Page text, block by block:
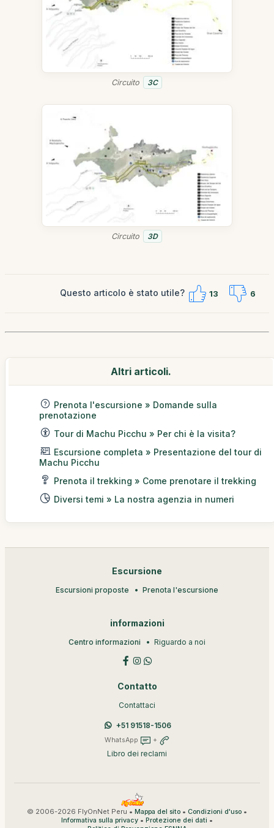
Circuito 3C
Circuito 3D
Questo articolo è stato utile? 13 6
Altri articoli.
Prenota l'escursione » Domande sulla
prenotazione
Tour di Machu Picchu » Per chi è la visita?
Escursione completa » Presentazione del tour di
Machu Picchu
Prenota il trekking » Come prenotare il trekking
Diversi temi » La nostra agenzia in numeri
Escursione
Escursioni proposte Prenota l'escursione
informazioni
Centro informazioni Riguardo a noi
Contatto
Contattaci
+51 91518-1506
WhatsApp +
Libro dei reclami
© 2006-2026 FlyOnNet Peru • Mappa del sito • Condizioni d'uso •
Informativa sulla privacy • Protezione dei dati •